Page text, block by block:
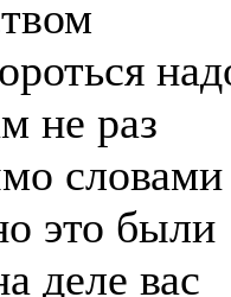
не раз
словами
это были
деле вас